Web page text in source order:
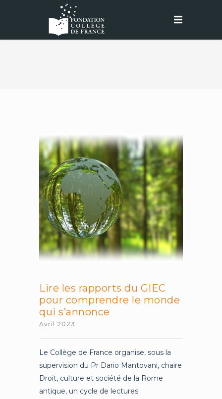
Lire les rapports du GIEC
pour comprendre le monde
qui s’annonce
Avril 2023
Le Collège de France organise, sous la
supervision du Pr Dario Mantovani, chaire
Droit, culture et société de la Rome
antique, un cycle de lectures